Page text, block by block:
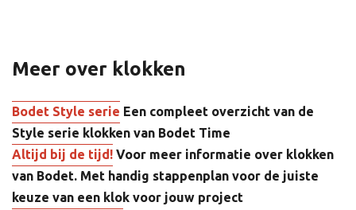
Meer over klokken
Bodet Style serie Een compleet overzicht van de
Style serie klokken van Bodet Time
Altijd bij de tijd! Voor meer informatie over klokken
van Bodet. Met handig stappenplan voor de juiste
keuze van een klok voor jouw project